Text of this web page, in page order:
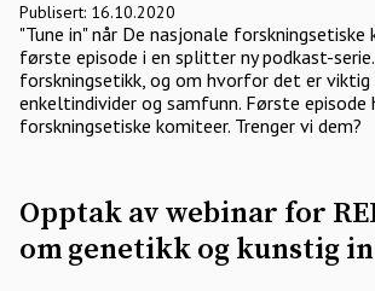
Publisert: 16.10.2020
"Tune in" når De nasjonale forskningsetiske
første episode i en splitter ny podkast-
forskningsetikk, og om hvorfor det er
enkeltindivider og samfunn. Første episode
forskningsetiske komiteer. Trenger vi dem?
Opptak av webinar for
om genetikk og kunstig